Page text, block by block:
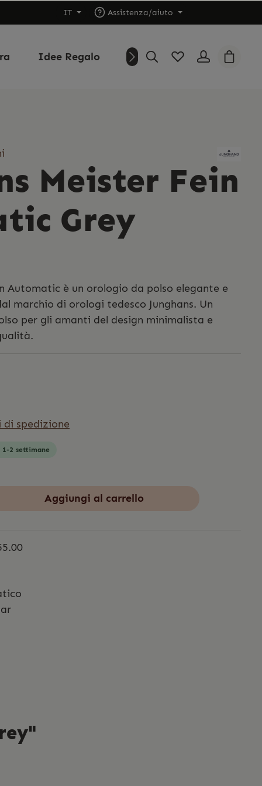
IT Assistenza/aiuto
Idee Regalo Outlet Chi siamo
Meister Fein
Grey
Automatic è un orologio da polso elegante e
marchio di orologi tedesco Junghans. Un
per gli amanti del design minimalista e
di spedizione
1-2 settimane
Aggiungi al carrello